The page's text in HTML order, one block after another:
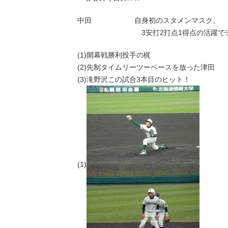
中田 自身初のスタメンマスク。
3安打2打点1得点の活躍でチーム
(1)開幕戦勝利投手の梶
(2)先制タイムリーツーベースを放った津田
(3)滝野沢この試合3本目のヒット！
(1)